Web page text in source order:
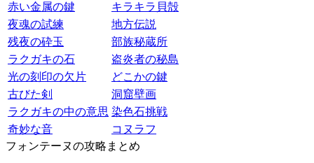
赤い金属の鍵
キラキラ貝殻
夜魂の試練
地方伝説
残夜の砕玉
部族秘蔵所
ラクガキの石
盗炎者の秘島
光の刻印の欠片
どこかの鍵
古びた剣
洞窟壁画
ラクガキの中の意思 染色石挑戦
奇妙な音
コヌラフ
フォンテーヌの攻略まとめ